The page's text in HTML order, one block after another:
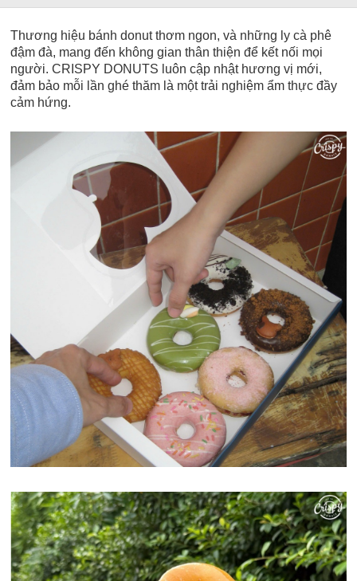
Thương hiệu bánh donut thơm ngon, và những ly cà phê
đậm đà, mang đến không gian thân thiện để kết nối mọi
người. CRISPY DONUTS luôn cập nhật hương vị mới,
đảm bảo mỗi lần ghé thăm là một trải nghiệm ẩm thực đầy
cảm hứng.